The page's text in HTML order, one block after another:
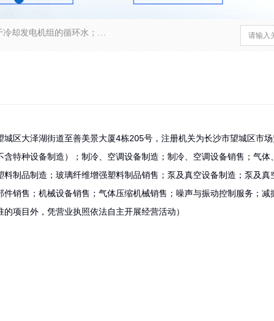
冷却塔广泛应用于工业、电力行业、空调系统等领域。在电力行业中，用于冷却发电机组的循环水；在工业生产中，如化工、冶金等行业，可降低生产过程中产生的热量；在空调系统中，为空调设备提供冷却水源
区大泽湖街道至善美景大厦4栋205号，注册机关为长沙市望城区市
特种设备制造）；制冷、空调设备制造；制冷、空调设备销售；气
制品制造；玻璃纤维增强塑料制品销售；泵及真空设备制造；泵及
销售；机械设备销售；气体压缩机械销售；噪声与振动控制服务；
项目外，凭营业执照依法自主开展经营活动）